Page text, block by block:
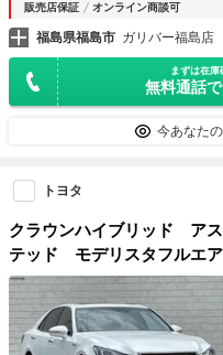
販売店保証 オンライン商談可
福島県福島市 ガリバー福島店
まずは在
無料通話
今あなた
トヨタ
クラウンハイブリッド ア
テッド モデリスタフルエ
タッドレスタイヤ車載 純
ｌｕｅｔｏｏｔｈ 追従ク
ト スペアキー ビルトイン